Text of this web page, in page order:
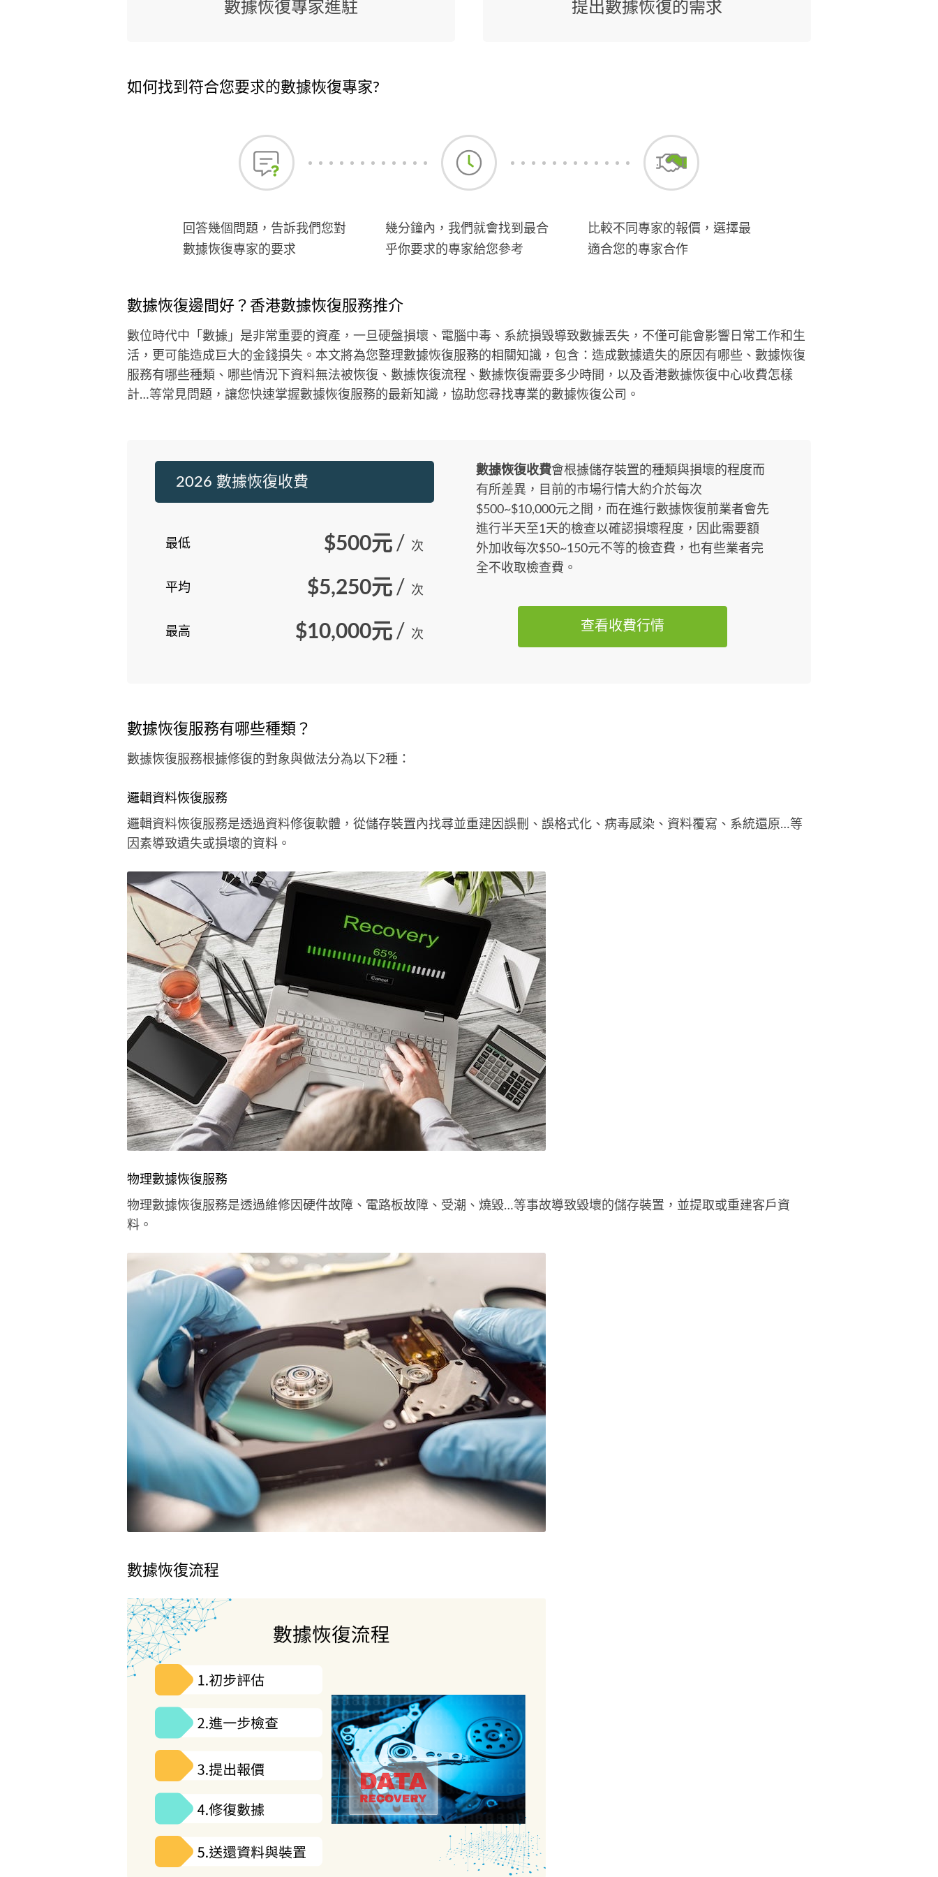
數據恢復專家進駐 提出數據恢復的需求
如何找到符合您要求的數據恢復專家?
回答幾個問題，告訴我們您對
數據恢復專家的要求
幾分鐘內，我們就會找到最合
乎你要求的專家給您參考
比較不同專家的報價，選擇最
適合您的專家合作
數據恢復邊間好？香港數據恢復服務推介
數位時代中「數據」是非常重要的資產，一旦硬盤損壞、電腦中毒、系統損毀導致數據丟失，不僅可能會影響日常工作和生
活，更可能造成巨大的金錢損失。本文將為您整理數據恢復服務的相關知識，包含：造成數據遺失的原因有哪些、數據恢復
服務有哪些種類、哪些情況下資料無法被恢復、數據恢復流程、數據恢復需要多少時間，以及香港數據恢復中心收費怎樣
計…等常見問題，讓您快速掌握數據恢復服務的最新知識，協助您尋找專業的數據恢復公司。
2026 數據恢復收費
最低 $500元 / 次
平均 $5,250元 / 次
最高 $10,000元 / 次
數據恢復收費會根據儲存裝置的種類與損壞的程度而
有所差異，目前的市場行情大約介於每次
$500~$10,000元之間，而在進行數據恢復前業者會先
進行半天至1天的檢查以確認損壞程度，因此需要額
外加收每次$50~150元不等的檢查費，也有些業者完
全不收取檢查費。
查看收費行情
數據恢復服務有哪些種類？
數據恢復服務根據修復的對象與做法分為以下2種：
邏輯資料恢復服務
邏輯資料恢復服務是透過資料修復軟體，從儲存裝置內找尋並重建因誤刪、誤格式化、病毒感染、資料覆寫、系統還原…等
因素導致遺失或損壞的資料。
物理數據恢復服務
物理數據恢復服務是透過維修因硬件故障、電路板故障、受潮、燒毀…等事故導致毀壞的儲存裝置，並提取或重建客戶資
料。
數據恢復流程